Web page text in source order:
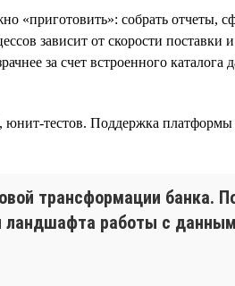
«приготовить»: собрать отчеты,
зависит от скорости поставки
за счет встроенного
юнит-тестов. Поддержка
трансформации банка.
ландшафта работы с